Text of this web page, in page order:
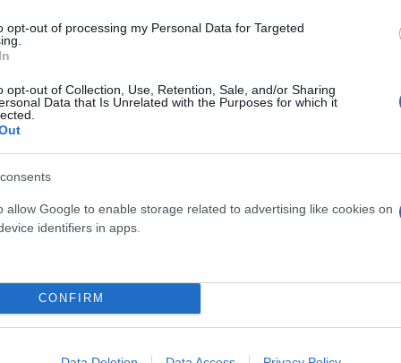
opt-out of processing my Personal Data for Targeted
opt-out of Collection, Use, Retention, Sale, and/or Sharing
Data that Is Unrelated with the Purposes for which it
allow Google to enable storage related to advertising like cookies on
identifiers in apps.
CONFIRM
Flash.gr Google
της συντρόφου του Κριστιάνο Ρονάλντο